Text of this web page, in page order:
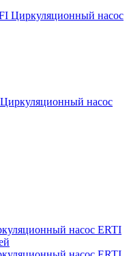
насос